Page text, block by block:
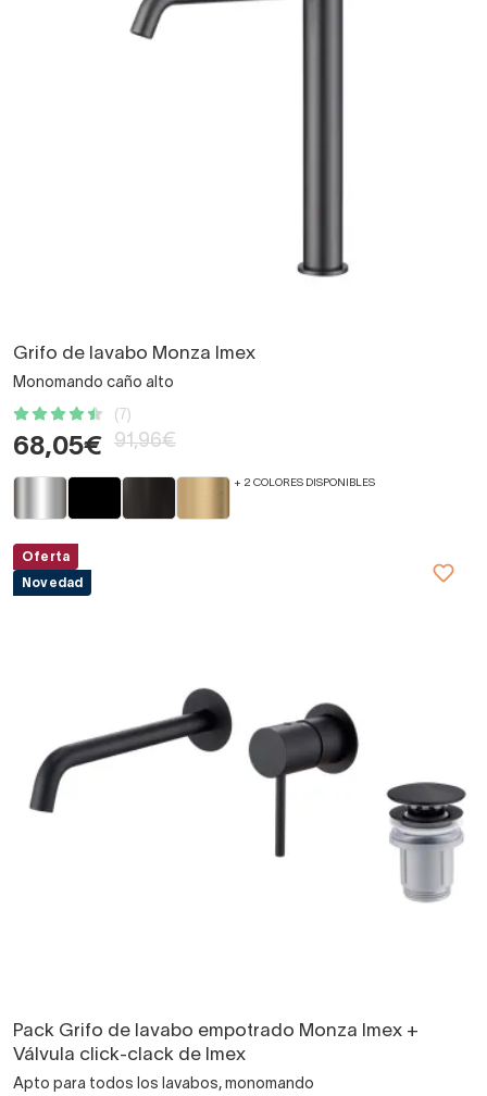
Grifo de lavabo Monza Imex
Monomando caño alto
(7)
68,05€ 91,96€
+ 2 COLORES DISPONIBLES
Oferta
Novedad
Pack Grifo de lavabo empotrado Monza Imex +
Válvula click-clack de Imex
Apto para todos los lavabos, monomando